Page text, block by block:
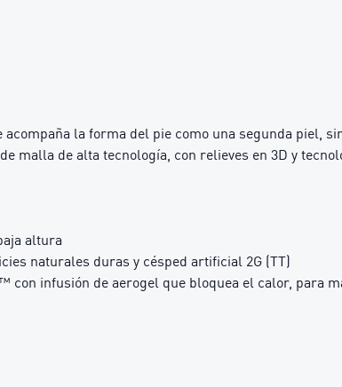
acompaña la forma del pie como una segunda piel,
malla de alta tecnología, con relieves en 3D y
altura
naturales duras y césped artificial 2G (TT)
infusión de aerogel que bloquea el calor, para